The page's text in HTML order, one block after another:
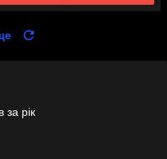
за рік